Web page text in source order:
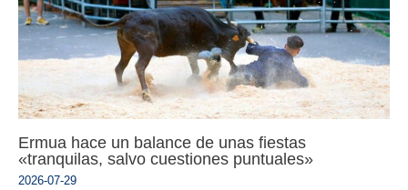
Ermua hace un balance de unas fiestas
«tranquilas, salvo cuestiones puntuales»
2026-07-29